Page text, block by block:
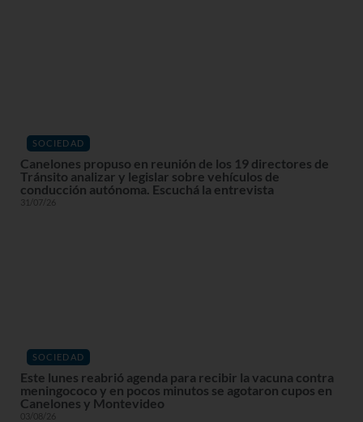
SOCIEDAD
Canelones propuso en reunión de los 19 directores de
Tránsito analizar y legislar sobre vehículos de
conducción autónoma. Escuchá la entrevista
31/07/26
SOCIEDAD
Este lunes reabrió agenda para recibir la vacuna contra
meningococo y en pocos minutos se agotaron cupos en
Canelones y Montevideo
03/08/26